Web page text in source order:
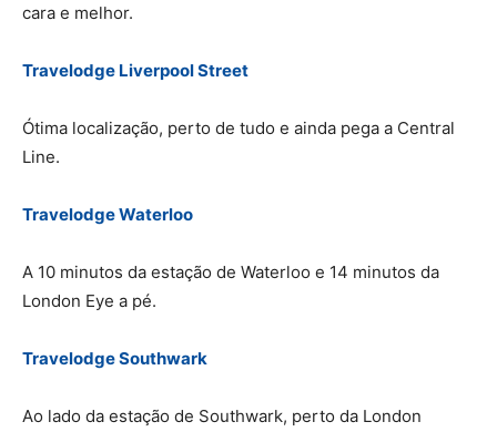
cara e melhor.
Travelodge Liverpool Street
Ótima localização, perto de tudo e ainda pega a Central
Line.
Travelodge Waterloo
A 10 minutos da estação de Waterloo e 14 minutos da
London Eye a pé.
Travelodge Southwark
Ao lado da estação de Southwark, perto da London